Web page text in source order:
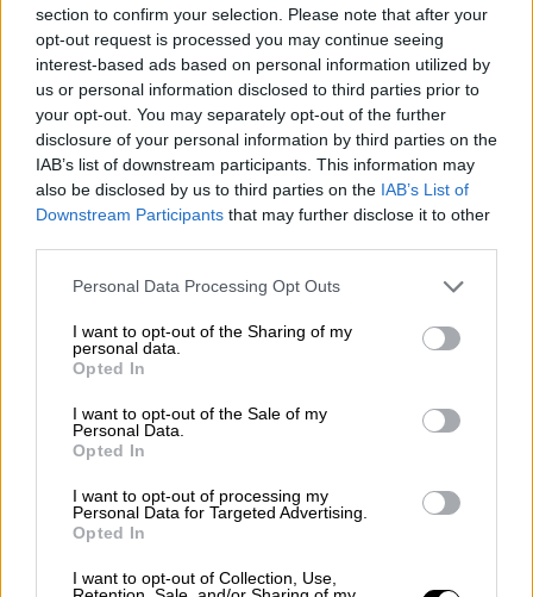
section to confirm your selection. Please note that after your
opt-out request is processed you may continue seeing
interest-based ads based on personal information utilized by
us or personal information disclosed to third parties prior to
your opt-out. You may separately opt-out of the further
disclosure of your personal information by third parties on the
IAB’s list of downstream participants. This information may
also be disclosed by us to third parties on the IAB’s List of
Downstream Participants that may further disclose it to other
Personal Data Processing Opt Outs
I want to opt-out of the Sharing of my
personal data.
Opted In
I want to opt-out of the Sale of my
Personal Data.
Opted In
I want to opt-out of processing my
Personal Data for Targeted Advertising.
Opted In
I want to opt-out of Collection, Use,
El Estado dobla la cifra de ejecución de
inversión en Madrid mientras en
Cataluña y Andalucía no alcanza ni la
mitad de lo previsto
No se ejecutó la mitad de la inversión en Cataluña o
Andalucía, mientras que en Madrid se dobló la cantidad
Gabrielle Gómez Macías